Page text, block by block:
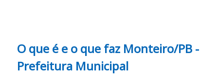
O que é e o que faz Monteiro/PB -
Prefeitura Municipal